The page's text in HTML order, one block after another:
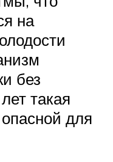
на
без
такая
для